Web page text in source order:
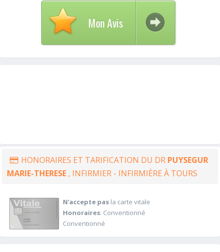
Mon Avis
HONORAIRES ET TARIFICATION DU DR PUYSEGUR
MARIE-THERESE , INFIRMIER - INFIRMIÈRE À TOURS
N'accepte pasla carte vitale
Honoraires: Conventionné
Conventionné